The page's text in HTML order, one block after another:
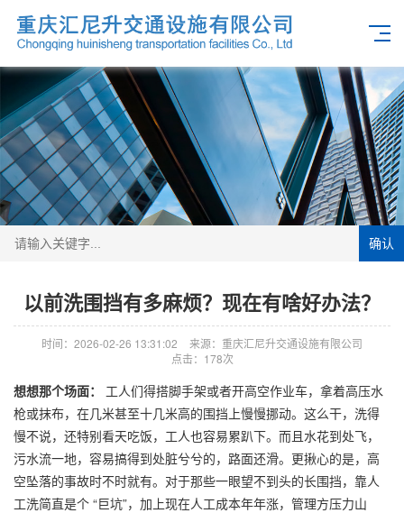
确认
以前洗围挡有多麻烦？现在有啥好办法？
时间：2026-02-26 13:31:02
来源：重庆汇尼升交通设施有限公司
点击：178次
想想那个场面：
工人们得搭脚手架或者开高空作业车，拿着高压水
枪或抹布，在几米甚至十几米高的围挡上慢慢挪动。这么干，洗得
慢不说，还特别看天吃饭，工人也容易累趴下。而且水花到处飞，
污水流一地，容易搞得到处脏兮兮的，路面还滑。更揪心的是，高
空坠落的事故时不时就有。对于那些一眼望不到头的长围挡，靠人
工洗简直是个 “巨坑”，加上现在人工成本年年涨，管理方压力山